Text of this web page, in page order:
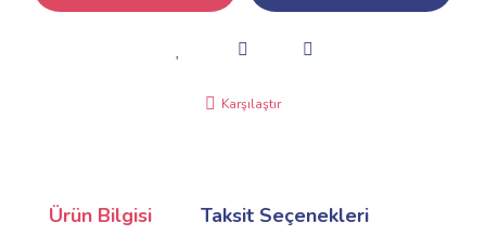
Karşılaştır
Ürün Bilgisi Taksit Seçenekleri